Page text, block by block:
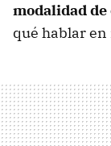
modalidad de
qué hablar en